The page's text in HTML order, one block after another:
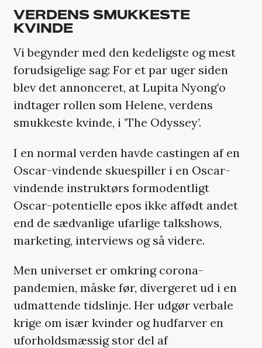
VERDENS SMUKKESTE
KVINDE
Vi begynder med den kedeligste og mest
forudsigelige sag: For et par uger siden
blev det annonceret, at Lupita Nyong’o
indtager rollen som Helene, verdens
smukkeste kvinde, i ’The Odyssey’.
I en normal verden havde castingen af en
Oscar-vindende skuespiller i en Oscar-
vindende instruktørs formodentligt
Oscar-potentielle epos ikke affødt andet
end de sædvanlige ufarlige talkshows,
marketing, interviews og så videre.
Men universet er omkring corona-
pandemien, måske før, divergeret ud i en
udmattende tidslinje. Her udgør verbale
krige om især kvinder og hudfarver en
uforholdsmæssig stor del af